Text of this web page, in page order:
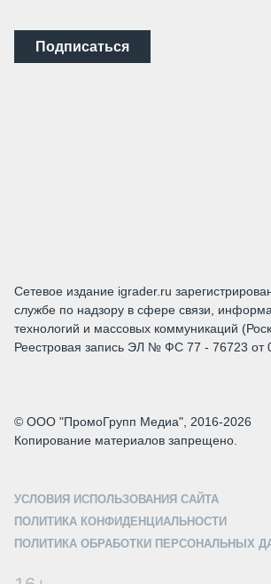
Подписаться
Сетевое издание igrader.ru
службе по надзору в сфере связи,
технологий и массовых коммуникаций
Реестровая запись ЭЛ № ФС 77 - 76723 от
© ООО "ПромоГрупп Медиа", 2016-2026
Копирование материалов запрещено.
УСЛОВИЯ ИСПОЛЬЗОВАНИЯ САЙТА
ПОЛИТИКА КОНФИДЕНЦИАЛЬНОСТИ
ПОЛИТИКА ОБРАБОТКИ ПЕРСОНАЛЬНЫХ